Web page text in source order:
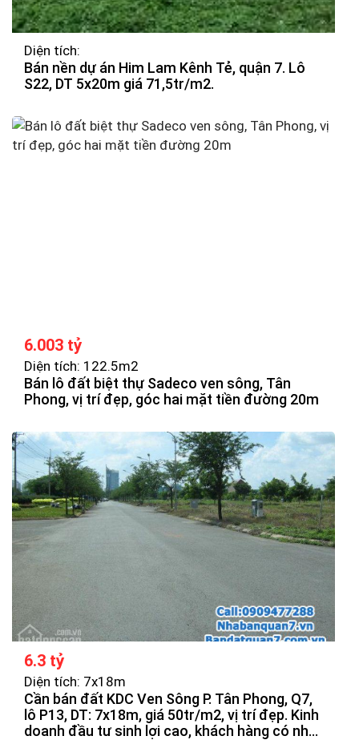
Diện tích:
Bán nền dự án Him Lam Kênh Tẻ, quận 7. Lô
S22, DT 5x20m giá 71,5tr/m2.
6.003 tỷ
Diện tích: 122.5m2
Bán lô đất biệt thự Sadeco ven sông, Tân
Phong, vị trí đẹp, góc hai mặt tiền đường 20m
6.3 tỷ
Diện tích: 7x18m
Cần bán đất KDC Ven Sông P. Tân Phong, Q7,
lô P13, DT: 7x18m, giá 50tr/m2, vị trí đẹp. Kinh
doanh đầu tư sinh lợi cao, khách hàng có nhu